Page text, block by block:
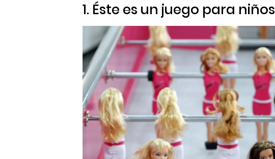
1. Éste es un juego para niños